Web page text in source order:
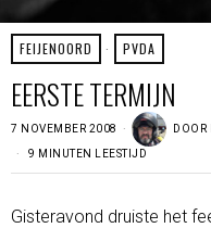
FEIJENOORD · PVDA
EERSTE TERMIJN
7 NOVEMBER 2008 DOOR
9 MINUTEN LEESTIJD
Gisteravond druiste het